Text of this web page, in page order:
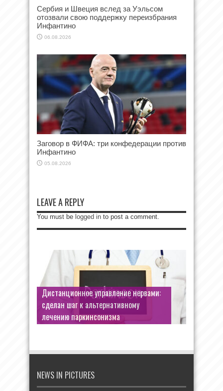
Сербия и Швеция вслед за Уэльсом
отозвали свою поддержку переизбрания
Инфантино
06.08.2026
Заговор в ФИФА: три конфедерации против
Инфантино
05.08.2026
LEAVE A REPLY
You must be logged in to post a comment.
Дистанционное управление нервами:
сделан шаг к альтернативному
лечению паркинсонизма
«Теория заговора» об убийстве
Лермонтова по приказу Николая I: что
об этом говорит академическая
«Лермонтовская энциклопедия»
NEWS IN PICTURES